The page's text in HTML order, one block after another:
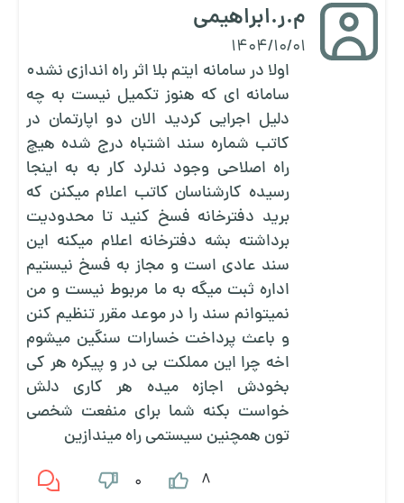
م.ر.ابراهیمی
1404/10/01
اولا در سامانه ایتم بلا اثر راه اندازی نشد0
سامانه ای که هنوز تکمیل نیست به چه
دلیل اجرایی کردید الان دو اپارتمان در
کاتب شماره سند اشتباه درج شده هیچ
راه اصلاحی وجود ندلرد کار به به اینجا
رسیده کارشناسان کاتب اعلام میکنن که
برید دفترخانه فسخ کنید تا محدودیت
برداشته بشه دفترخانه اعلام میکنه این
سند عادی است و مجاز به فسخ نیستیم
اداره ثبت میگه به ما مربوط نیست و من
نمیتوانم سند را در موعد مقرر تنظیم کنن
و باعث پرداخت خسارات سنگین میشوم
اخه چرا این مملکت بی در و پیکره هر کی
بخودش اجازه میده هر کاری دلش
خواست بکنه شما برای منفعت شخصی
تون همچنین سیستمی راه میندازین
8
0